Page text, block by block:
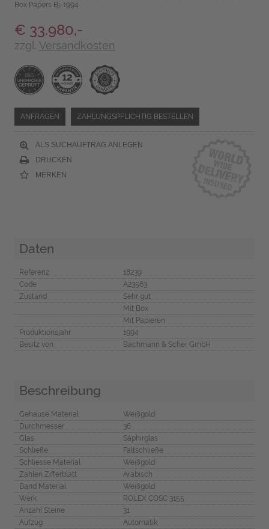
Box Papers Bj-1994
€ 33.980,-
zzgl. Versandkosten
ANFRAGEN ZAHLUNGSPFLICHTIG BESTELLEN
ALS SUCHAUFTRAG ANLEGEN
DRUCKEN
MERKEN
Daten
Referenz
18239
Code
A23563
Zustand
Sehr gut
Mit Box
Mit Papieren
Produktionsjahr
1994
Besitz von
Bachmann & Scher GmbH
Beschreibung
Gehäuse Material
Weißgold
Durchmesser
36
Glas
Saphirglas
Schließe
Faltschließe
Schliesse Material
Weißgold
Zahlen Zifferblatt
Arabisch
Band Material
Weißgold
Werk
ROLEX COSC 3155
Anzahl Steine
31
Aufzug
Automatik